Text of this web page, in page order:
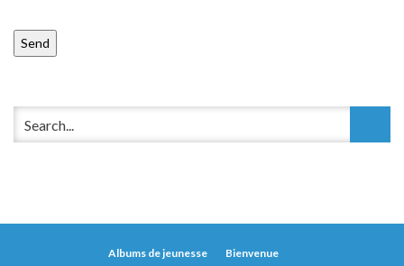
Albums de jeunesse
Bienvenue